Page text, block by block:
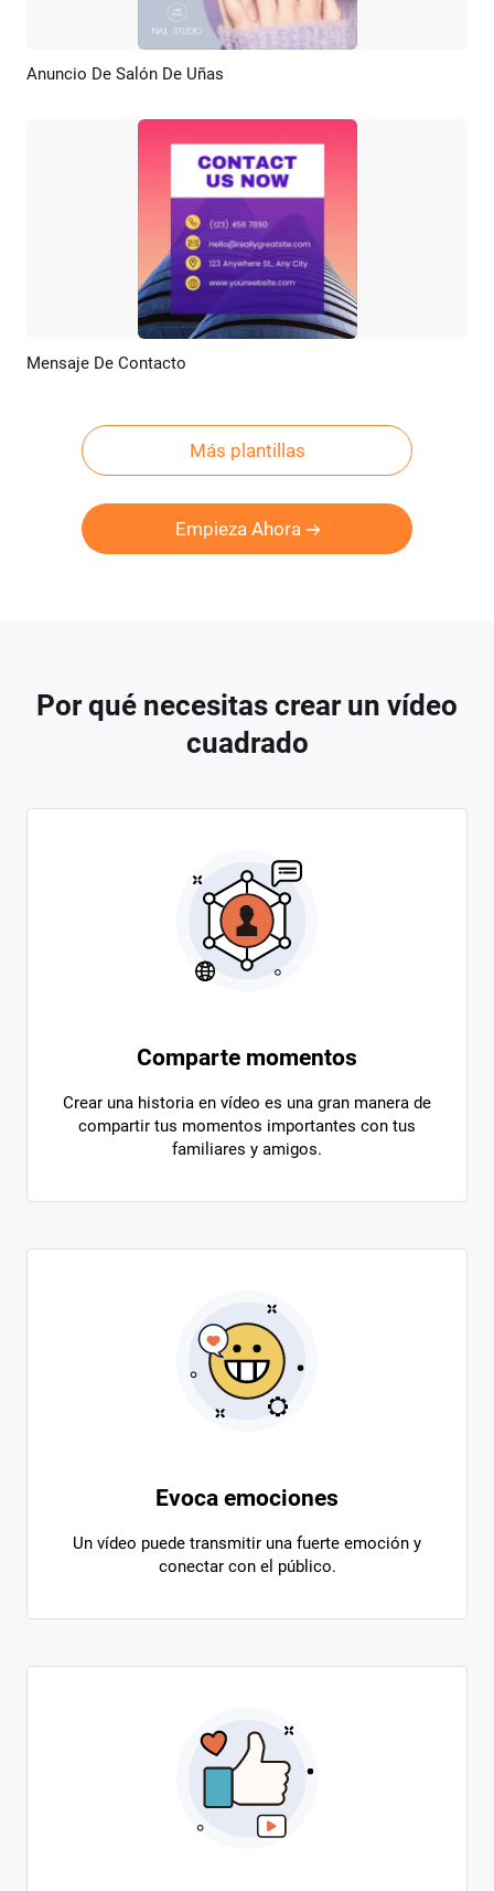
Previsualizar
Anuncio De Salón De Uñas
Previsualizar
Mensaje De Contacto
Más plantillas
Empieza Ahora
Por qué necesitas crear un vídeo
cuadrado
Comparte momentos
Crear una historia en vídeo es una gran manera de
compartir tus momentos importantes con tus
familiares y amigos.
Evoca emociones
Un vídeo puede transmitir una fuerte emoción y
conectar con el público.